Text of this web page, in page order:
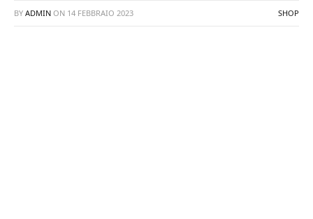
BY ADMIN ON 14 FEBBRAIO 2023 SHOP